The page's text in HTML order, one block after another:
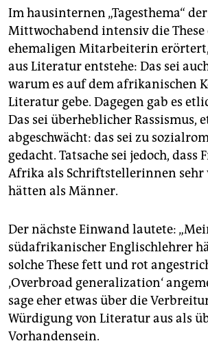
unterstützen
abo
genossenschaft
epaper login
Im hausinternen „Tagesthema“
Mittwochabend intensiv die
ehemaligen Mitarbeiterin
aus Literatur entstehe: Das sei
warum es auf dem afrikanischen
Literatur gebe. Dagegen gab es
Das sei überheblicher Rassismus,
abgeschwächt: das sei zu
gedacht. Tatsache sei jedoch, dass
Afrika als Schriftstellerinnen sehr
hätten als Männer.
Der nächste Einwand lautete:
südafrikanischer Englischlehrer
solche These fett und rot
‚Overbroad generalization‘
sage eher etwas über die
Würdigung von Literatur aus als
Vorhandensein.